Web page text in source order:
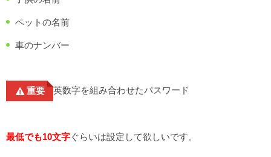
ペットの名前
車のナンバー
重要 英数字を組み合わせたパスワード
最低でも10文字ぐらいは設定して欲しいです。